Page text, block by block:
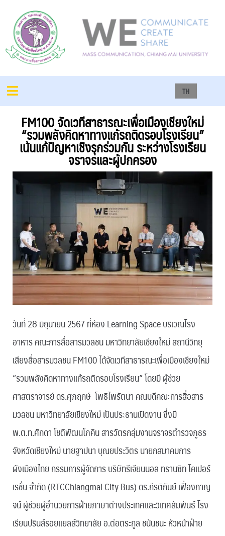
TH
FM100 จัดเวทีสาธารณะเพื่อเมืองเชียงใหม่
“รวมพลังคิดหาทางแก้รถติดรอบโรงเรียน”
เน้นแก้ปัญหาเชิงรุกร่วมกัน ระหว่างโรงเรียน
จราจรและผู้ปกครอง
วันที่ 28 มิถุนายน 2567 ที่ห้อง Learning Space บริเวณโรง
อาหาร คณะการสื่อสารมวลชน มหาวิทยาลัยเชียงใหม่ สถานีวิทยุ
เสียงสื่อสารมวลชน FM100 ได้จัดเวทีสาธารณะเพื่อเมืองเชียงใหม่
“รวมพลังคิดหาทางแก้รถติดรอบโรงเรียน” โดยมี ผู้ช่วย
ศาสตราจารย์ ดร.ศุภฤกษ์ โพธิไพรัตนา คณบดีคณะการสื่อสาร
มวลชน มหาวิทยาลัยเชียงใหม่ เป็นประธานเปิดงาน ซึ่งมี
พ.ต.ท.ศักดา โชติพัฒนโภคิน สารวัตรกลุ่มงานจราจรตำรวจภูธร
จังหวัดเชียงใหม่ นายฐาปนา บุณยประวิตร นายกสมาคมการ
ผังเมืองไทย กรรมการผู้จัดการ บริษัทรีเจียนนอล ทรานซิท โคเปอร์
เรชั่น จำกัด (RTCChiangmai City Bus) ดร.กีรติกันย์ เฟื่องกาญ
จน์ ผู้ช่วยผู้อำนวยการฝ่ายภาษาต่างประเทศและวิเทศสัมพันธ์ โรง
เรียนปรินส์รอยแยลส์วิทยาลัย อ.ต่อตระกูล ชนันชนะ หัวหน้าฝ่าย